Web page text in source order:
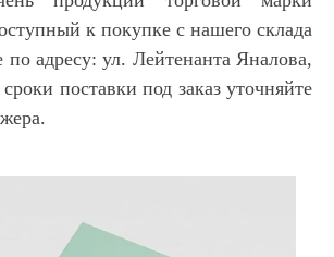
к покупке с нашего склада
по адресу: ул. Лейтенанта Яналова,
поставки под заказ уточняйте